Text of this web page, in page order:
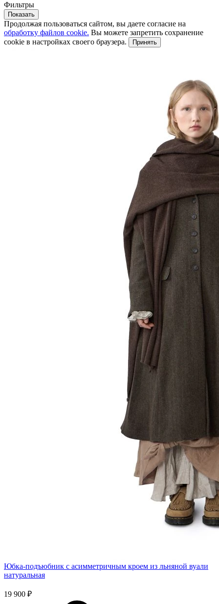
Фильтры
Показать
Продолжая пользоваться сайтом, вы даете согласие на
обработку файлов cookie. Вы можете запретить сохранение
cookie в настройках своего браузера.
Принять
Юбка-подъюбник с асимметричным кроем из льняной вуали
натуральная
19 900 ₽